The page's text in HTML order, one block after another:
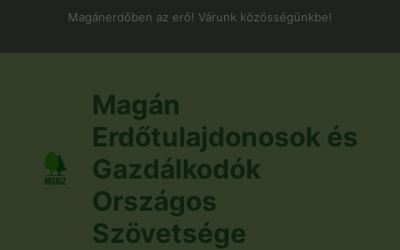
Magánerdőben az erő! Várunk közösségünkbe!
Magán
Erdőtulajdonosok és
Gazdálkodók
Országos
Szövetsége